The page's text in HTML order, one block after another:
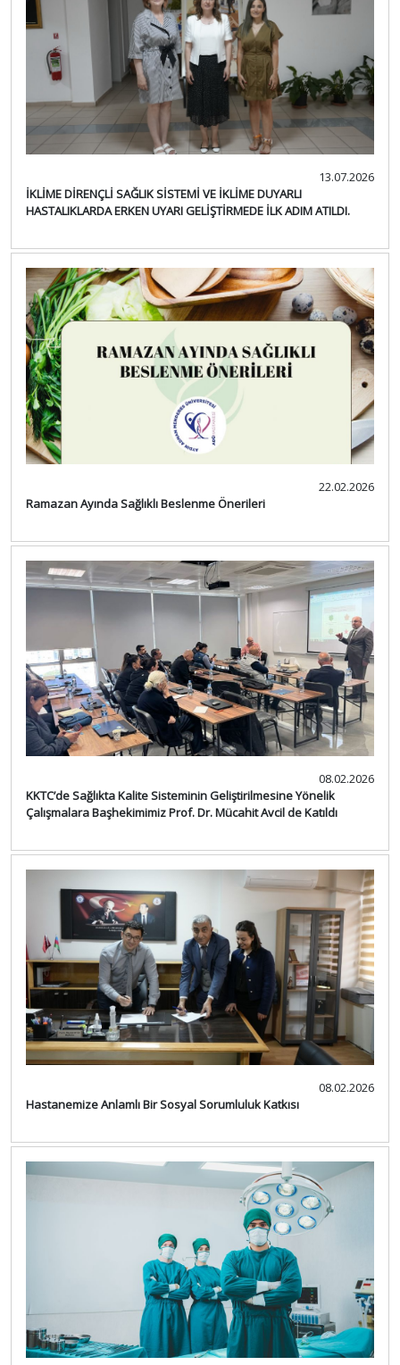
13.07.2026
İKLİME DİRENÇLİ SAĞLIK SİSTEMİ VE İKLİME DUYARLI
HASTALIKLARDA ERKEN UYARI GELİŞTİRMEDE İLK ADIM ATILDI.
22.02.2026
Ramazan Ayında Sağlıklı Beslenme Önerileri
08.02.2026
KKTC’de Sağlıkta Kalite Sisteminin Geliştirilmesine Yönelik
Çalışmalara Başhekimimiz Prof. Dr. Mücahit Avcil de Katıldı
08.02.2026
Hastanemize Anlamlı Bir Sosyal Sorumluluk Katkısı